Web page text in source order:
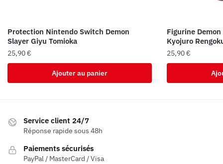
Protection Nintendo Switch Demon
Slayer Giyu Tomioka
25,90€
Ajouter au panier
Figurine
Kyojuro
25,90€
Service client 24/7
Réponse rapide sous 48h
Paiements sécurisés
PayPal / MasterCard / Visa